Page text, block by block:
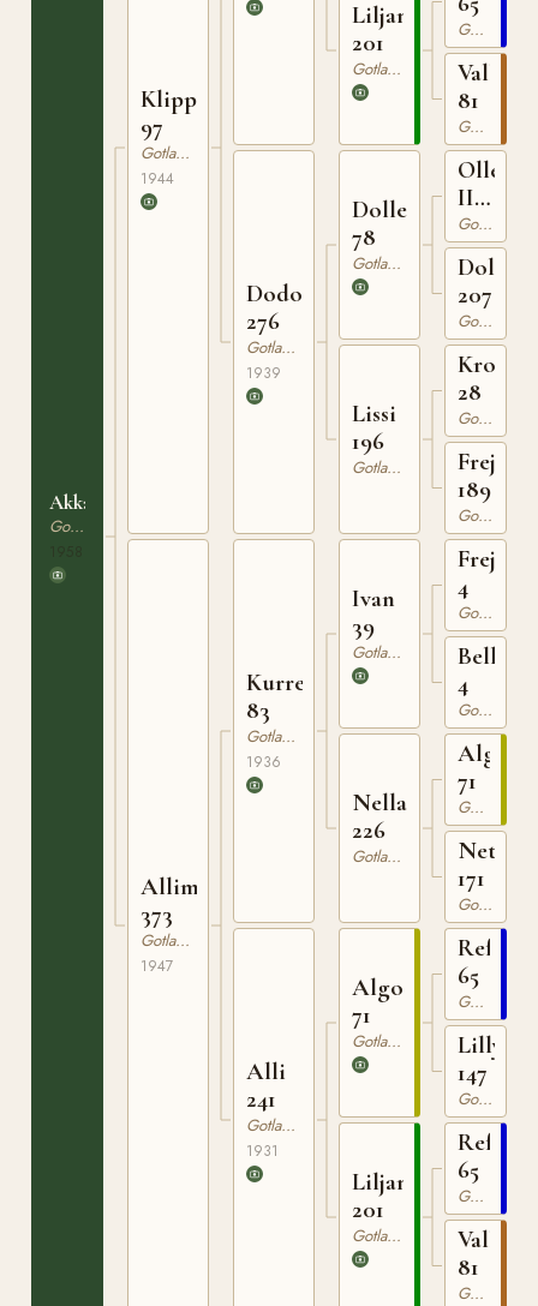
Akka
Gotlandsruss
Klippman
97
Gotlandsruss
1944
Allimaj
373
Gotlandsruss
1947
Dodo
276
Gotlandsruss
1939
Kurre
83
Gotlandsruss
1936
Alli
241
Gotlandsruss
1931
Liljan
201
Gotlandsruss
Dolle
78
Gotlandsruss
Lissi
196
Gotlandsruss
Ivan
39
Gotlandsruss
Nella
226
Gotlandsruss
Algo
71
Gotlandsruss
Liljan
201
Gotlandsruss
Gotlandsruss
Vally
81
Gotlandsruss
Olle
III
63Gotlandsruss
Dolla
207
Gotlandsruss
Kron
28
Gotlandsruss
Freja
189
Gotlandsruss
Frej
4
Gotlandsruss
Bella
4
Gotlandsruss
Algo
71
Gotlandsruss
Netta
171
Gotlandsruss
Reform
65
Gotlandsruss
Lilly
147
Gotlandsruss
Reform
65
Gotlandsruss
Vally
81
Gotlandsruss